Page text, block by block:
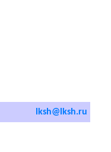
lksh@lksh.ru